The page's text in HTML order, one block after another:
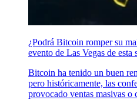
¿Podrá Bitcoin romper su
evento de Las Vegas de esta
Bitcoin ha tenido un buen
pero históricamente, las
provocado ventas masivas o